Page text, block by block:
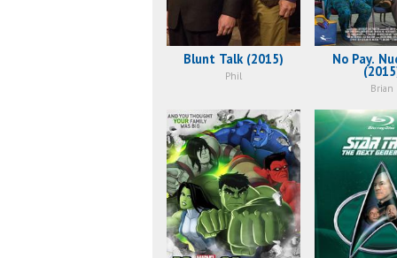
Blunt Talk (2015)
Phil
No Pay.
Brian